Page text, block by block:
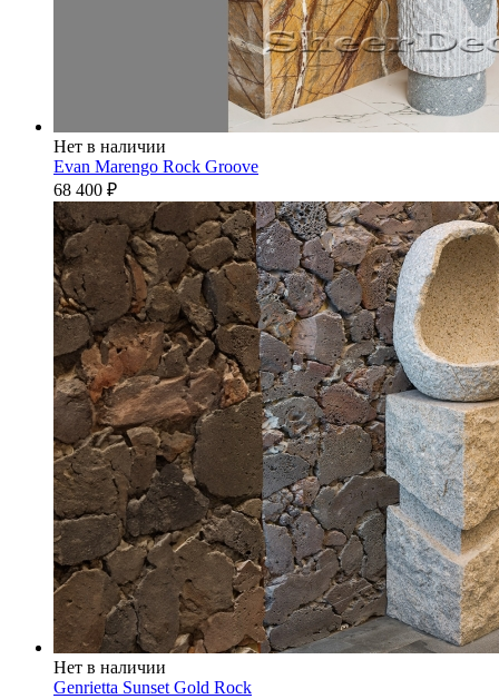
Нет в наличии
Evan Marengo Rock Groove
68 400 ₽
Нет в наличии
Genrietta Sunset Gold Rock